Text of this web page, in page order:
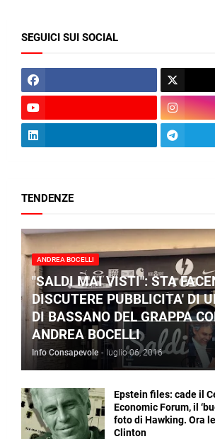
SEGUICI SUI SOCIAL
TENDENZE
ANDREA BOCELLI
"SALDI MAI VISTI": STA
DISCUTERE PUBBLICITA' DI
DI BASSANO DEL GRAPPA
ANDREA BOCELLI
Info Consapevole - luglio 06, 2016
Epstein files: cade il
Economic Forum, il
foto di Hawking. Ora
Clinton